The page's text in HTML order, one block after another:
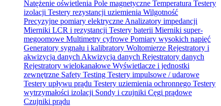
Natężenie oświetlenia Pole magnetyczne Temperatura Testery
izolacji Testery rezystancji uziemienia Wilgotność
Precyzyjne pomiary elektryczne Analizatory impedancji
Mierniki LCR i rezystancji Testery baterii Mierniki super-
megoomowe Multimetry cyfrowe Pomiary wysokich napięć
Generatory sygnału i kalibratory Woltomierze Rejestratory i
akwizycja danych Akwizycja danych Rejestratory danych
Rejestratory wielokanałowe Wyświetlacze i jednostki
zewnętrzne Safety Testing Testery impulsowe / udarowe
Testery upływu prądu Testery uziemienia ochronnego Testery
wytrzymałości izolacji Sondy i czujniki Cęgi prądowe
Czujniki prądu